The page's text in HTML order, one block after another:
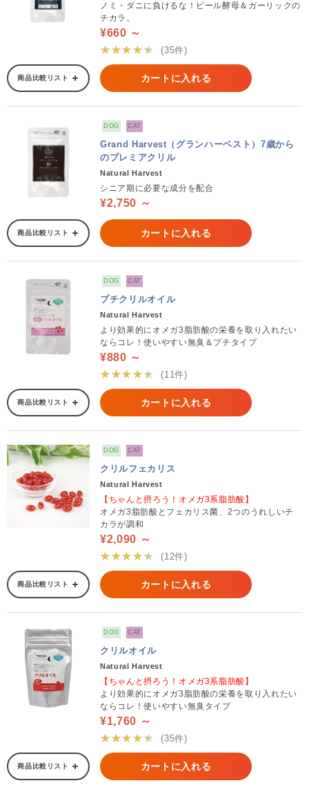
ノミ・ダニに負けるな！ビール酵母＆ガーリックの
チカラ。
¥660 ～
★★★★★
(35件)
商品比較リスト カートに入れる
DOG CAT
Grand Harvest（グランハーベスト）7歳から
のプレミアクリル
Natural Harvest
シニア期に必要な成分を配合
¥2,750 ～
商品比較リスト カートに入れる
DOG CAT
プチクリルオイル
Natural Harvest
より効果的にオメガ3脂肪酸の栄養を取り入れたい
ならコレ！使いやすい無臭＆プチタイプ
¥880 ～
★★★★★
(11件)
商品比較リスト カートに入れる
DOG CAT
クリルフェカリス
Natural Harvest
【ちゃんと摂ろう！オメガ3系脂肪酸】
オメガ3脂肪酸とフェカリス菌、2つのうれしいチ
カラが調和
¥2,090 ～
★★★★★
(12件)
商品比較リスト カートに入れる
DOG CAT
クリルオイル
Natural Harvest
【ちゃんと摂ろう！オメガ3系脂肪酸】
より効果的にオメガ3脂肪酸の栄養を取り入れたい
ならコレ！使いやすい無臭タイプ
¥1,760 ～
★★★★★
(35件)
商品比較リスト カートに入れる